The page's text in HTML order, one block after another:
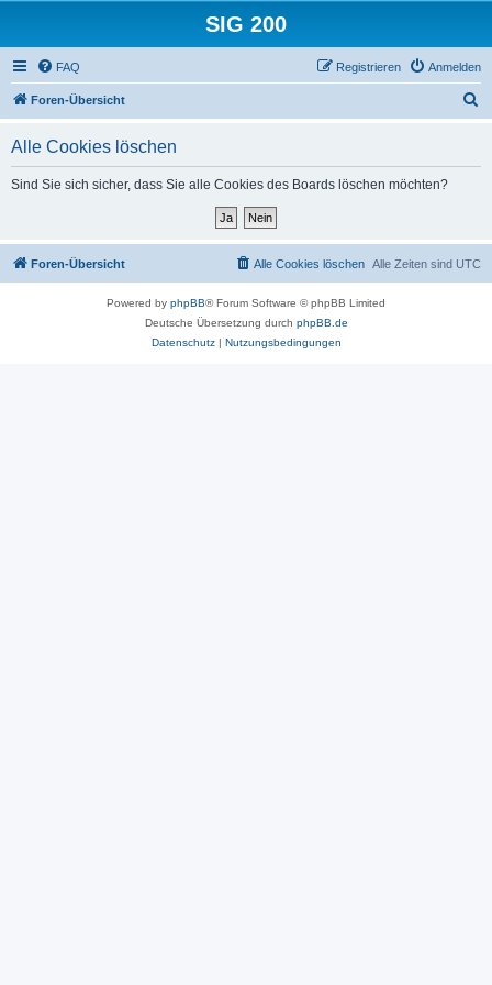
SIG 200
FAQ Anmelden
Registrieren
Foren-Übersicht
Alle Cookies löschen
Sind Sie sich sicher, dass Sie alle Cookies des Boards löschen möchten?
Foren-Übersicht Alle Zeiten sind UTC
Alle Cookies löschen
Powered by phpBB® Forum Software © phpBB Limited
Deutsche Übersetzung durch phpBB.de
Datenschutz| Nutzungsbedingungen